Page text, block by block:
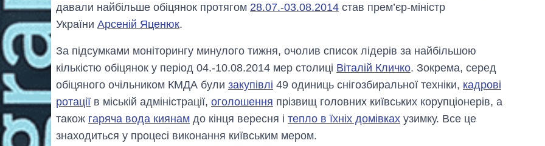
давали найбільше обіцянок протягом 28.07.-03.08.2014 став прем’єр-міністр
України Арсеній Яценюк.
За підсумками моніторингу минулого тижня, очолив список лідерів за найбільшою
кількістю обіцянок у період 04.-10.08.2014 мер столиці Віталій Кличко. Зокрема, серед
обіцяного очільником КМДА були закупівлі 49 одиниць снігозбиральної техніки, кадрові
ротації в міській адміністрації, оголошення прізвищ головних київських корупціонерів, а
також гаряча вода киянам до кінця вересня і тепло в їхніх домівках узимку. Все це
знаходиться у процесі виконання київським мером.